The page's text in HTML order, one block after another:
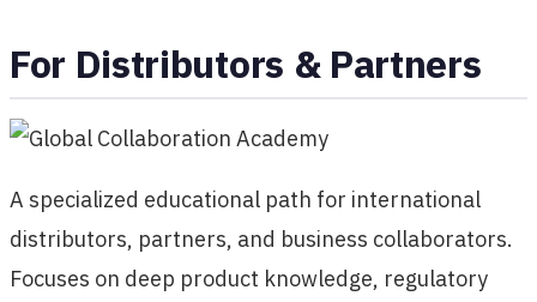
For Distributors & Partners
A specialized educational path for international
distributors, partners, and business collaborators.
Focuses on deep product knowledge, regulatory